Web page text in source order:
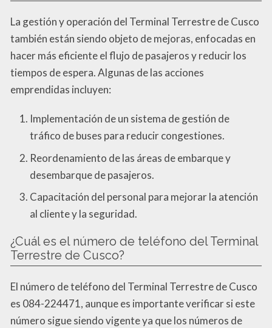
La gestión y operación del Terminal Terrestre de Cusco
también están siendo objeto de mejoras, enfocadas en
hacer más eficiente el flujo de pasajeros y reducir los
tiempos de espera. Algunas de las acciones
emprendidas incluyen:
Implementación de un sistema de gestión de
tráfico de buses para reducir congestiones.
Reordenamiento de las áreas de embarque y
desembarque de pasajeros.
Capacitación del personal para mejorar la atención
al cliente y la seguridad.
¿Cuál es el número de teléfono del Terminal
Terrestre de Cusco?
El número de teléfono del Terminal Terrestre de Cusco
es 084-224471, aunque es importante verificar si este
número sigue siendo vigente ya que los números de